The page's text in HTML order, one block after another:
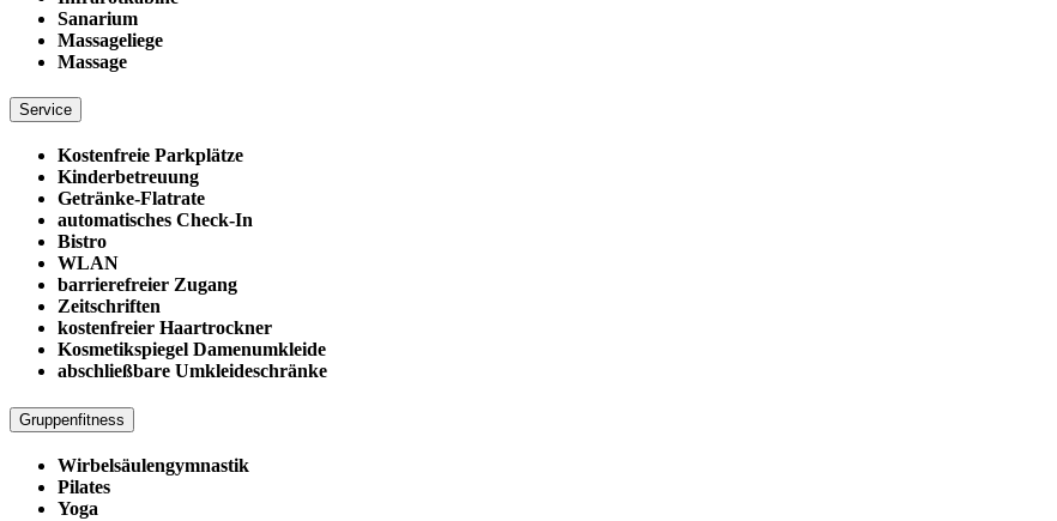
Sanarium
Massageliege
Massage
Service
Kostenfreie Parkplätze
Kinderbetreuung
Getränke-Flatrate
automatisches Check-In
Bistro
WLAN
barrierefreier Zugang
Zeitschriften
kostenfreier Haartrockner
Kosmetikspiegel Damenumkleide
abschließbare Umkleideschränke
Gruppenfitness
Wirbelsäulengymnastik
Pilates
Yoga